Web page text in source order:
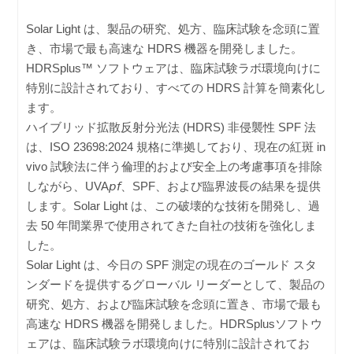
Solar Light は、製品の研究、処方、臨床試験を念頭に置
き、市場で最も高速な HDRS 機器を開発しました。
HDRSplus™ ソフトウェアは、臨床試験ラボ環境向けに
特別に設計されており、すべての HDRS 計算を簡素化し
ます。
ハイブリッド拡散反射分光法 (HDRS) 非侵襲性 SPF 法
は、ISO 23698:2024 規格に準拠しており、現在の紅斑 in
vivo 試験法に伴う倫理的および安全上の考慮事項を排除
しながら、UVA𝘱𝘧、SPF、および臨界波長の結果を提供
します。Solar Light は、この破壊的な技術を開発し、過
去 50 年間業界で使用されてきた自社の技術を強化しま
した。
Solar Light は、今日の SPF 測定の現在のゴールド スタ
ンダードを提供するグローバル リーダーとして、製品の
研究、処方、および臨床試験を念頭に置き、市場で最も
高速な HDRS 機器を開発しました。HDRSplusソフトウ
ェアは、臨床試験ラボ環境向けに特別に設計されてお